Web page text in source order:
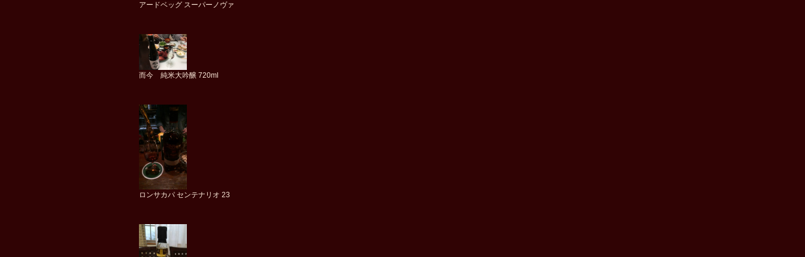
アードベッグ スーパーノヴァ
而今 純米大吟醸 720ml
ロンサカパ センテナリオ 23